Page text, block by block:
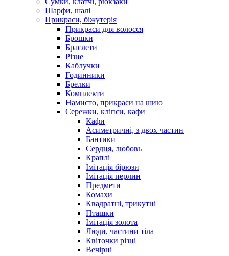
Шарфи, шалі
Прикраси, біжутерія
Прикраси для волосся
Брошки
Браслети
Різне
Каблучки
Годинники
Брелки
Комплекти
Намисто, прикраси на шию
Сережки, кліпси, кафи
Кафи
Асиметричні, з двох частин
Бантики
Сердця, любовь
Краплі
Імітація бірюзи
Імітація перлин
Предмети
Комахи
Квадратні, трикутні
Пташки
Імітація золота
Люди, частини тіла
Квіточки різні
Вечірні